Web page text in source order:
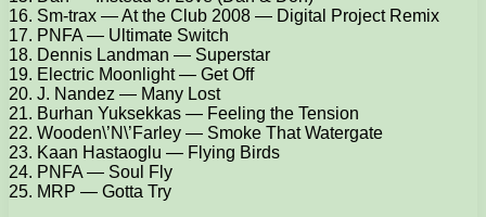
16. Sm-trax — At the Club 2008 — Digital Project Remix
17. PNFA — Ultimate Switch
18. Dennis Landman — Superstar
19. Electric Moonlight — Get Off
20. J. Nandez — Many Lost
21. Burhan Yuksekkas — Feeling the Tension
22. Wooden\’N\’Farley — Smoke That Watergate
23. Kaan Hastaoglu — Flying Birds
24. PNFA — Soul Fly
25. MRP — Gotta Try